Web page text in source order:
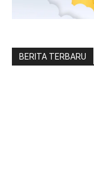
BERITA TERBARU